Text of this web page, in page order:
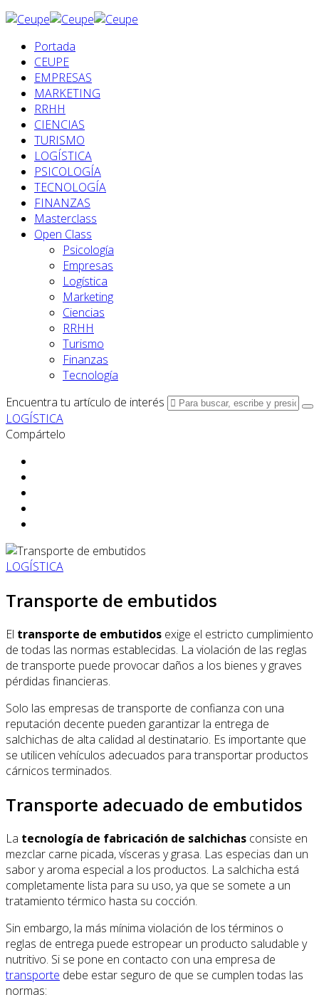
Portada
CEUPE
EMPRESAS
MARKETING
RRHH
CIENCIAS
TURISMO
LOGÍSTICA
PSICOLOGÍA
TECNOLOGÍA
FINANZAS
Masterclass
Open Class
Psicología
Empresas
Logística
Marketing
Ciencias
RRHH
Turismo
Finanzas
Tecnología
Encuentra tu artículo de interés
LOGÍSTICA
Compártelo
LOGÍSTICA
Transporte de embutidos
El transporte de embutidos exige el estricto cumplimiento
de todas las normas establecidas. La violación de las reglas
de transporte puede provocar daños a los bienes y graves
pérdidas financieras.
Solo las empresas de transporte de confianza con una
reputación decente pueden garantizar la entrega de
salchichas de alta calidad al destinatario. Es importante que
se utilicen vehículos adecuados para transportar productos
cárnicos terminados.
Transporte adecuado de embutidos
La tecnología de fabricación de salchichas consiste en
mezclar carne picada, vísceras y grasa. Las especias dan un
sabor y aroma especial a los productos. La salchicha está
completamente lista para su uso, ya que se somete a un
tratamiento térmico hasta su cocción.
Sin embargo, la más mínima violación de los términos o
reglas de entrega puede estropear un producto saludable y
nutritivo. Si se pone en contacto con una empresa de
transporte debe estar seguro de que se cumplen todas las
normas: